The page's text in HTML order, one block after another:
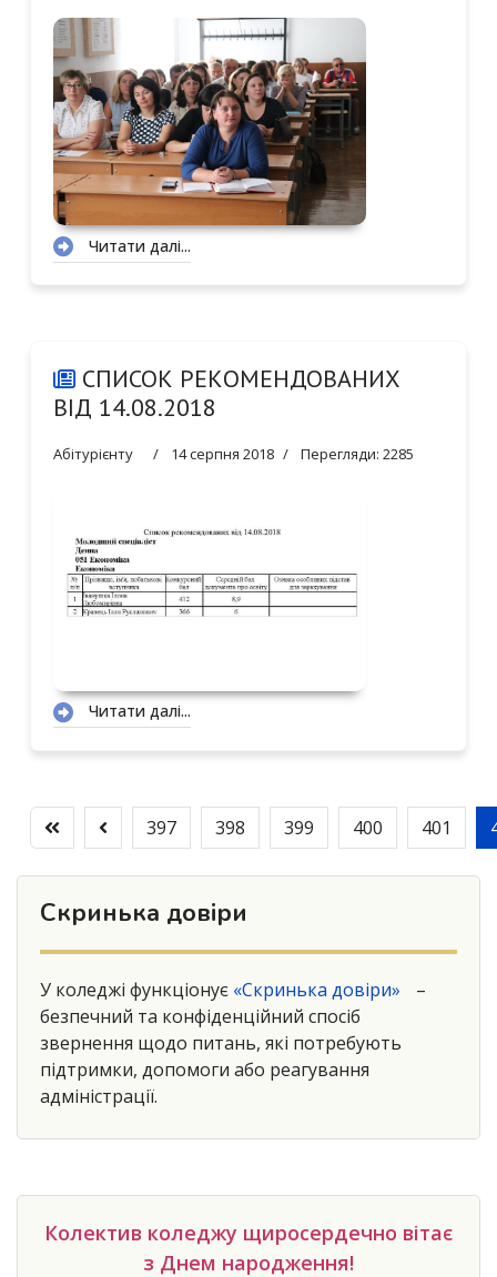
Читати далі...
СПИСОК РЕКОМЕНДОВАНИХ
ВІД 14.08.2018
Абітурієнту 14 серпня 2018 Перегляди: 2285
Читати далі...
397 398 399 400 401
Скринька довіри
У коледжі функціонує «Скринька довіри»
–
безпечний та конфіденційний спосіб
звернення щодо питань, які потребують
підтримки, допомоги або реагування
адміністрації.
Колектив коледжу щиросердечно вітає
з Днем народження!